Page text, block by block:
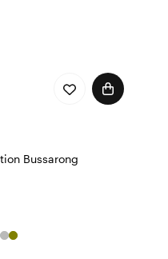
Bussarong